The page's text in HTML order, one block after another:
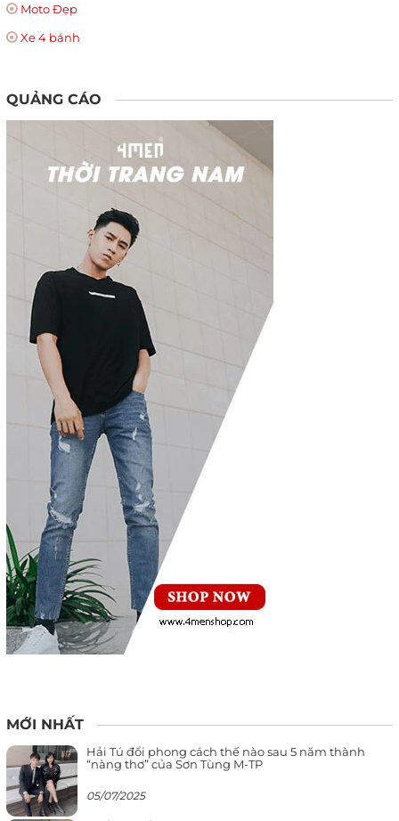
Moto Đẹp
Xe 4 bánh
QUẢNG CÁO
MỚI NHẤT
Hải Tú đổi phong cách thế nào sau 5 năm thành
“nàng thơ” của Sơn Tùng M-TP
05/07/2025